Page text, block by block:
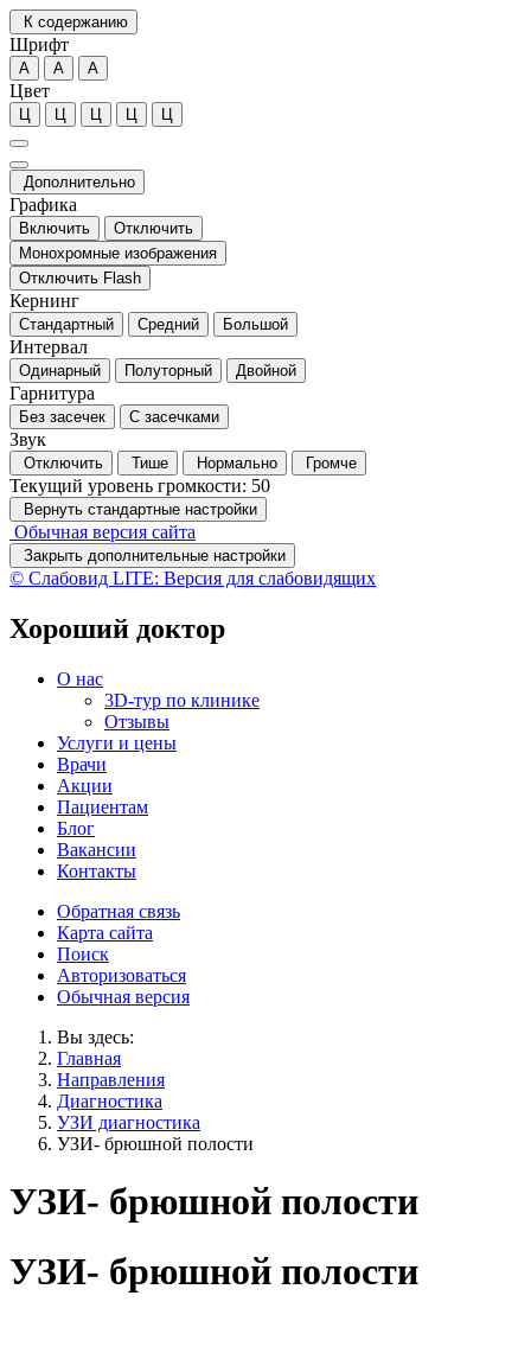
К содержанию
Шрифт
А А А
Цвет
Ц Ц Ц Ц Ц
Дополнительно
Графика
Включить
Отключить
Монохромные изображения
Отключить Flash
Кернинг
Стандартный Средний Большой
Интервал
Одинарный Полуторный Двойной
Гарнитура
Без засечек С засечками
Звук
Отключить Тише Нормально Громче
Текущий уровень громкости: 50
Вернуть стандартные настройки
Обычная версия сайта
Закрыть дополнительные настройки
© Слабовид LITE: Версия для слабовидящих
Хороший доктор
О нас
3D-тур по клинике
Отзывы
Услуги и цены
Врачи
Акции
Пациентам
Блог
Вакансии
Контакты
Обратная связь
Карта сайта
Поиск
Авторизоваться
Обычная версия
Вы здесь:
Главная
Направления
Диагностика
УЗИ диагностика
УЗИ- брюшной полости
УЗИ- брюшной полости
УЗИ- брюшной полости